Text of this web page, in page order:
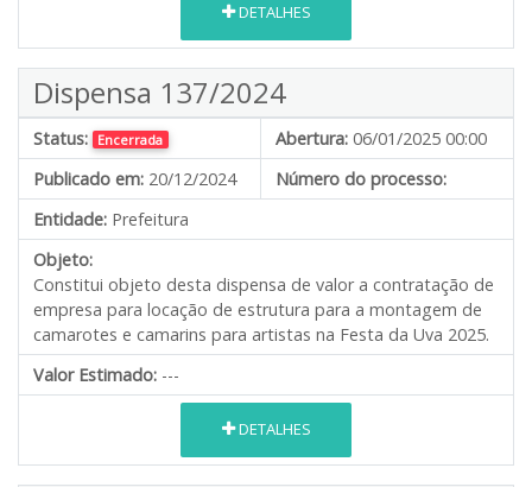
DETALHES
Dispensa 137/2024
Status: Encerrada Abertura: 06/01/2025 00:00
Publicado em: 20/12/2024
Número do processo:
Entidade: Prefeitura
Objeto:
Constitui objeto desta dispensa de valor a contratação de
empresa para locação de estrutura para a montagem de
camarotes e camarins para artistas na Festa da Uva 2025.
Valor Estimado: ---
DETALHES